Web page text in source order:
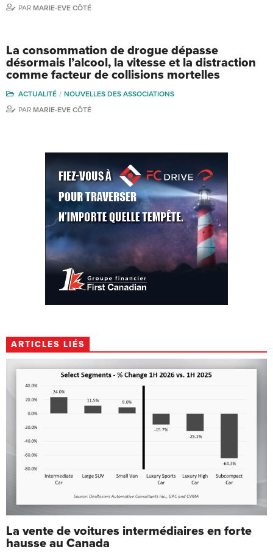
PAR MARIE-EVE CÔTÉ
La consommation de drogue dépasse
désormais l’alcool, la vitesse et la distraction
comme facteur de collisions mortelles
ACTUALITÉ
NOUVELLES DES ASSOCIATIONS
PAR MARIE-EVE CÔTÉ
ARTICLES LIÉS
La vente de voitures intermédiaires en forte
hausse au Canada